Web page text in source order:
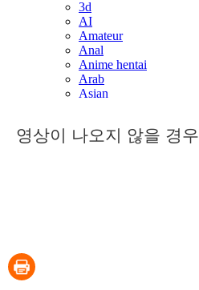
영상이 나오지 않을 경우